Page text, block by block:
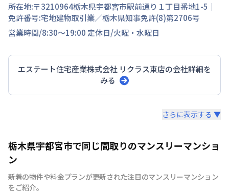
所在地:〒3210964栃木県宇都宮市駅前通り １丁目番地1-5 ｜
免許番号:宅地建物取引業／栃木県知事免許(8)第2706号
営業時間/8:30～19:00 定休日/火曜・水曜日
エステート住宅産業株式会社 リクラス東店の会社詳細を
みる
ＪＲ宇都宮駅徒歩圏物件を多数運営しております。 設置
備品数８０品目・インターネット環境完備！快適と評価い
ただいております。 お問い合わせお待ちしております。
さらに表示する ▼
栃木県宇都宮市で同じ間取りのマンスリーマンショ
ン
新着の物件や料金プランが更新された注目のマンスリーマンション
をご紹介。